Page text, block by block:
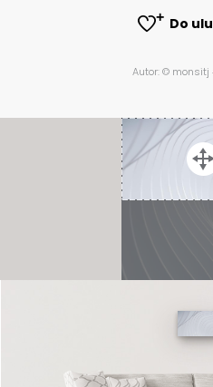
Do
Autor: © monsitj